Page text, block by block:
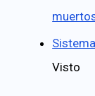
Visto